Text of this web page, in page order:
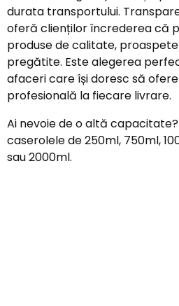
durata transportului.
oferă clienților încrederea că
produse de calitate,
pregătite. Este alegerea
afaceri care își doresc să
profesională la fiecare livrare.
Ai nevoie de o altă capacitate?
caserolele de 250ml, 750ml,
sau 2000ml.